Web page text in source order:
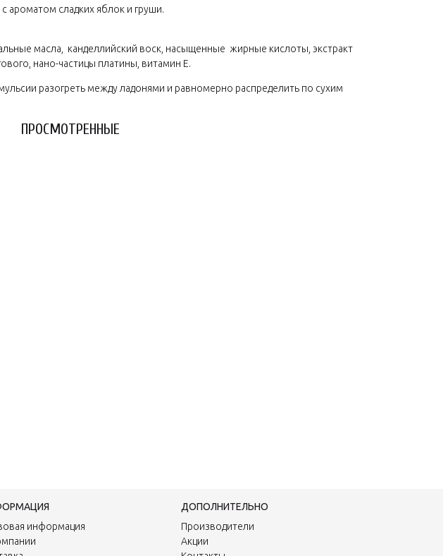
ароматом сладких яблок и груши.
масла, канделлийский воск, насыщенные жирные кислоты, экстракт
нано-частицы платины, витамин Е.
разогреть между ладонями и равномерно распределить по сухим
ПРОСМОТРЕННЫЕ
информация
ДОПОЛНИТЕЛЬНО
Производители
Акции